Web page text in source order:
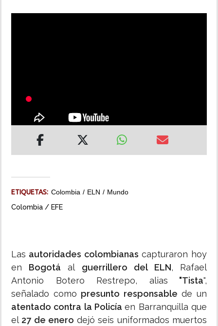
IMPRESO
ETIQUETAS: Colombia ELN Mundo
Colombia / EFE
Las autoridades colombianas capturaron hoy
en Bogotá al guerrillero del ELN, Rafael
Antonio Botero Restrepo, alias "Tista",
señalado como presunto responsable de un
atentado contra la Policíaen Barranquilla que
el 27 de enero dejó seis uniformados muertos